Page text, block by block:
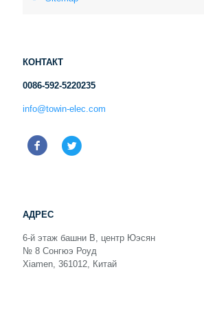
КОНТАКТ
0086-592-5220235
info@towin-elec.com
АДРЕС
6-й этаж башни B, центр Юэсян
№ 8 Сонгюэ Роуд
Xiamen, 361012, Китай